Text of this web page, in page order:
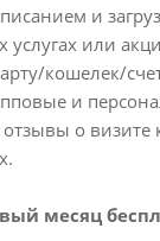
и
или
кошелек/
и
о визите
месяц